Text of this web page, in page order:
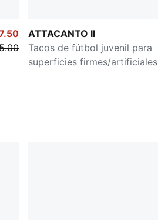
ATTACANTO II
Tacos de fútbol juvenil para
superficies firmes/artificiales